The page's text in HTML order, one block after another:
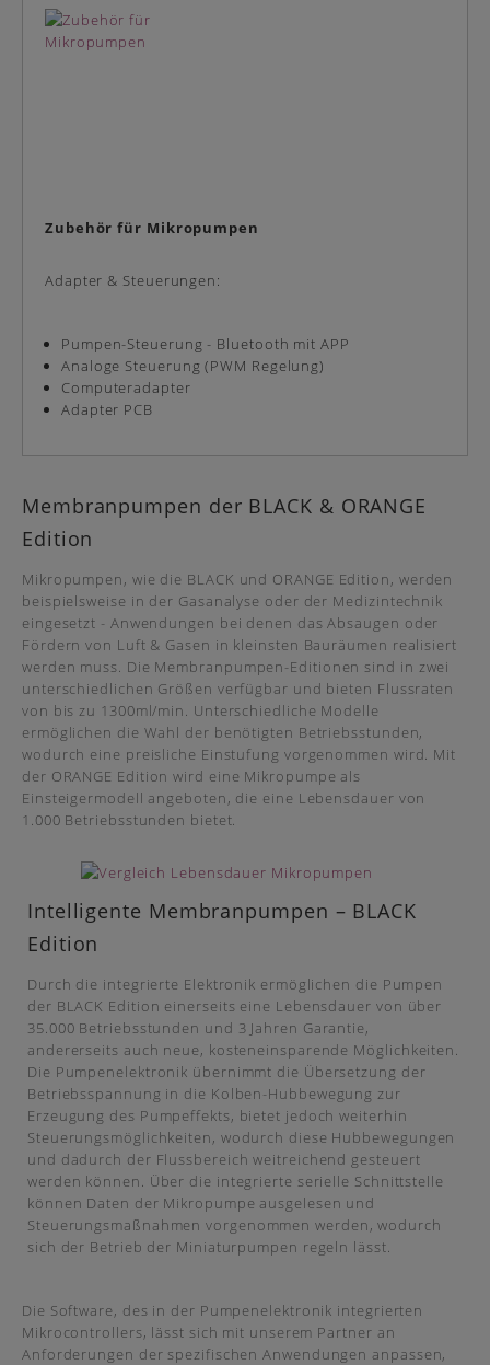
Zubehör für Mikropumpen
Adapter & Steuerungen:
Pumpen-Steuerung - Bluetooth mit APP
Analoge Steuerung (PWM Regelung)
Computeradapter
Adapter PCB
Membranpumpen der BLACK & ORANGE
Edition
Mikropumpen, wie die BLACK und ORANGE Edition, werden
beispielsweise in der Gasanalyse oder der Medizintechnik
eingesetzt - Anwendungen bei denen das Absaugen oder
Fördern von Luft & Gasen in kleinsten Bauräumen realisiert
werden muss. Die Membranpumpen-Editionen sind in zwei
unterschiedlichen Größen verfügbar und bieten Flussraten
von bis zu 1300ml/min. Unterschiedliche Modelle
ermöglichen die Wahl der benötigten Betriebsstunden,
wodurch eine preisliche Einstufung vorgenommen wird. Mit
der ORANGE Edition wird eine Mikropumpe als
Einsteigermodell angeboten, die eine Lebensdauer von
1.000 Betriebsstunden bietet.
Intelligente Membranpumpen – BLACK
Edition
Durch die integrierte Elektronik ermöglichen die Pumpen
der BLACK Edition einerseits eine Lebensdauer von über
35.000 Betriebsstunden und 3 Jahren Garantie,
andererseits auch neue, kosteneinsparende Möglichkeiten.
Die Pumpenelektronik übernimmt die Übersetzung der
Betriebsspannung in die Kolben-Hubbewegung zur
Erzeugung des Pumpeffekts, bietet jedoch weiterhin
Steuerungsmöglichkeiten, wodurch diese Hubbewegungen
und dadurch der Flussbereich weitreichend gesteuert
werden können. Über die integrierte serielle Schnittstelle
können Daten der Mikropumpe ausgelesen und
Steuerungsmaßnahmen vorgenommen werden, wodurch
sich der Betrieb der Miniaturpumpen regeln lässt.
Die Software, des in der Pumpenelektronik integrierten
Mikrocontrollers, lässt sich mit unserem Partner an
Anforderungen der spezifischen Anwendungen anpassen,